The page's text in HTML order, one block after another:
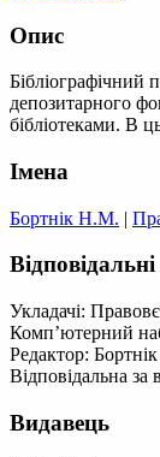
Опис
Бібліографічний
депозитарного
бібліотеками. В
Імена
Бортнік Н.М. |
Відповідальні
Укладачі:
Комп’ютерний
Редактор:
Відповідальна
Видавець